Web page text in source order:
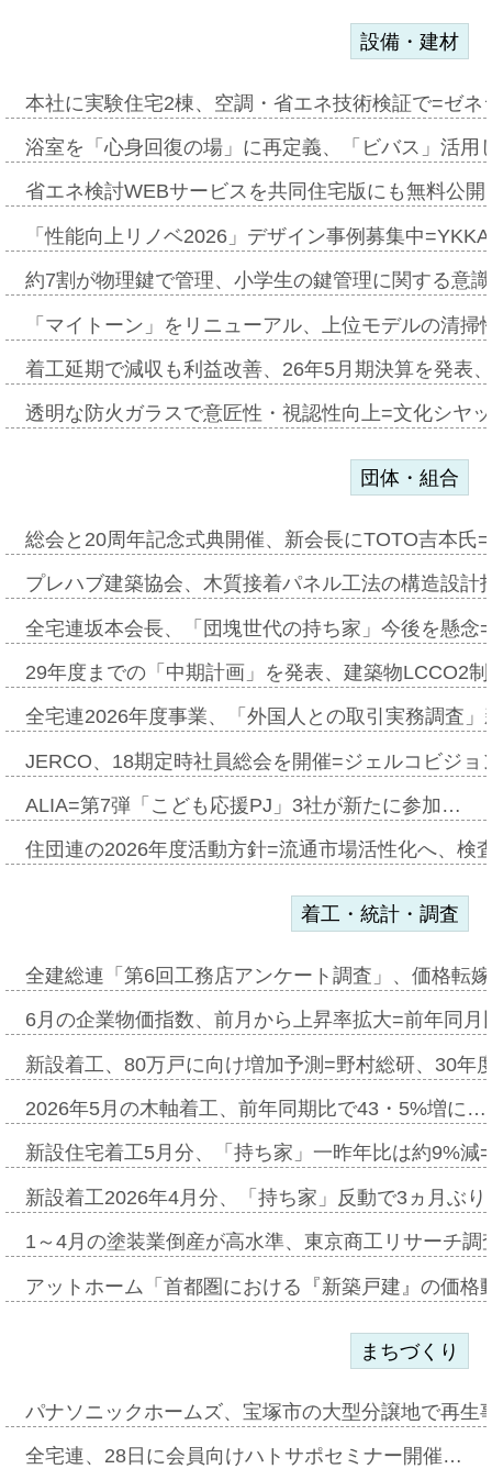
設備・建材
本社に実験住宅2棟、空調・省エネ技術検証で=ゼ
浴室を「心身回復の場」に再定義、「ビバス」活
省エネ検討WEBサービスを共同住宅版にも無料公
「性能向上リノベ2026」デザイン事例募集中
約7割が物理鍵で管理、小学生の鍵管理に関する意
「マイトーン」をリニューアル、上位モデルの清
着工延期で減収も利益改善、26年5月期決算を発表
透明な防火ガラスで意匠性・視認性向上=文化シヤ
団体・組合
総会と20周年記念式典開催、新会長にTOTO吉本氏
プレハブ建築協会、木質接着パネル工法の構造設
全宅連坂本会長、「団塊世代の持ち家」今後を懸
29年度までの「中期計画」を発表、建築物LCCO2
全宅連2026年度事業、「外国人との取引実務調査
JERCO、18期定時社員総会を開催=ジェルコビジ
ALIA=第7弾「こども応援PJ」3社が新たに参加…
住団連の2026年度活動方針=流通市場活性化へ、検
着工・統計・調査
全建総連「第6回工務店アンケート調査」、価格転
6月の企業物価指数、前月から上昇率拡大=前年同
新設着工、80万戸に向け増加予測=野村総研、30年
2026年5月の木軸着工、前年同期比で43・5%増に…
新設住宅着工5月分、「持ち家」一昨年比は約9%
新設着工2026年4月分、「持ち家」反動で3ヵ月ぶ
1～4月の塗装業倒産が高水準、東京商工リサーチ
アットホーム「首都圏における『新築戸建』の価
まちづくり
パナソニックホームズ、宝塚市の大型分譲地で再
全宅連、28日に会員向けハトサポセミナー開催…